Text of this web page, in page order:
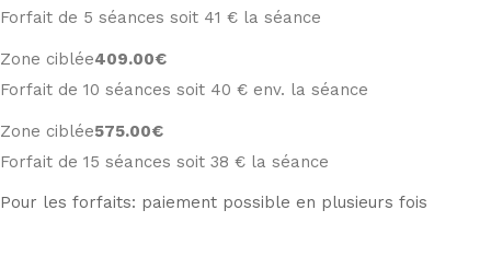
Forfait de 5 séances soit 41 € la séance
Zone ciblée409.00€
Forfait de 10 séances soit 40 € env. la séance
Zone ciblée575.00€
Forfait de 15 séances soit 38 € la séance
Pour les forfaits: paiement possible en plusieurs fois